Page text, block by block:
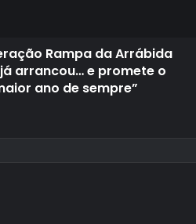
Rampa da Arrábida
arrancou… e promete o
ano de sempre”